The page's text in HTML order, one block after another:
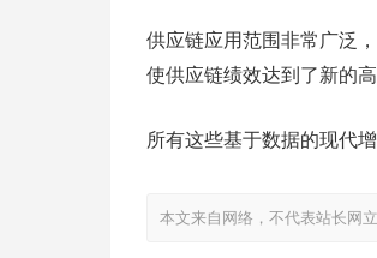
供应链应用范围非常广泛
使供应链绩效达到了新的高
所有这些基于数据的现代
本文来自网络，不代表站长网